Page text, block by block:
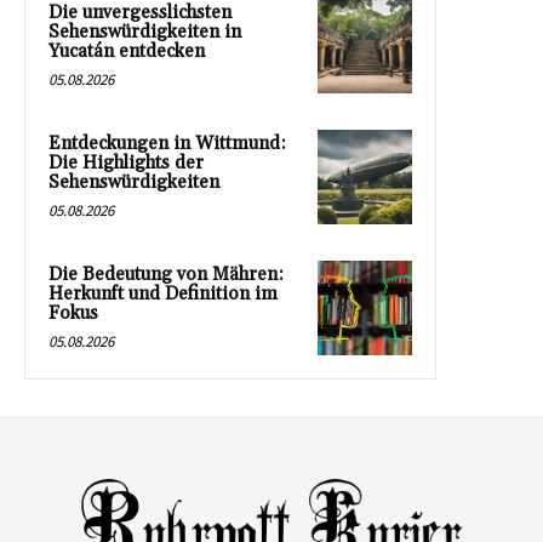
Die unvergesslichsten
Sehenswürdigkeiten in
Yucatán entdecken
05.08.2026
Entdeckungen in Wittmund:
Die Highlights der
Sehenswürdigkeiten
05.08.2026
Die Bedeutung von Mähren:
Herkunft und Definition im
Fokus
05.08.2026